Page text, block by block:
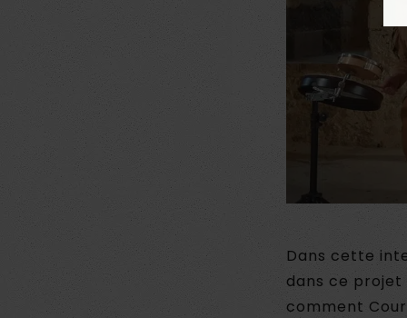
Dans cette
dans ce projet
comment